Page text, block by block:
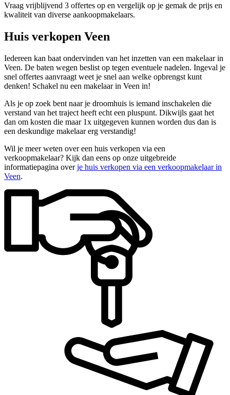
Vraag vrijblijvend 3 offertes op en vergelijk op je gemak de prijs en
kwaliteit van diverse aankoopmakelaars.
Huis verkopen Veen
Iedereen kan baat ondervinden van het inzetten van een makelaar in
Veen. De baten wegen beslist op tegen eventuele nadelen. Ingeval je
snel offertes aanvraagt weet je snel aan welke opbrengst kunt
denken! Schakel nu een makelaar in Veen in!
Als je op zoek bent naar je droomhuis is iemand inschakelen die
verstand van het traject heeft echt een pluspunt. Dikwijls gaat het
dan om kosten die maar 1x uitgegeven kunnen worden dus dan is
een deskundige makelaar erg verstandig!
Wil je meer weten over een huis verkopen via een
verkoopmakelaar? Kijk dan eens op onze uitgebreide
informatiepagina overje huis verkopen via een verkoopmakelaar in
Veen.